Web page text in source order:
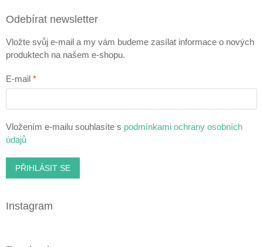
Odebírat newsletter
Vložte svůj e-mail a my vám budeme zasílat informace o nových
produktech na našem e-shopu.
E-mail
Vložením e-mailu souhlasíte s podmínkami ochrany osobních
údajů
PŘIHLÁSIT SE
Instagram